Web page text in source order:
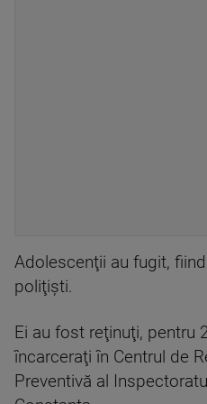
Adolescenţii au fugit,
poliţişti.
Ei au fost reţinuţi, pentru
încarceraţi în Centrul de
Preventivă al